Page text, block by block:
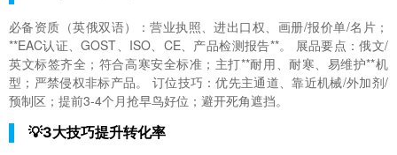
必备资质（英俄双语）：营业执照、进出口权、画册/报价单/名片；
**EAC认证、GOST、ISO、CE、产品检测报告**。 展品要点：俄文/
英文标签齐全；符合高寒安全标准；主打**耐用、耐寒、易维护**机
型；严禁侵权非标产品。 订位技巧：优先主通道、靠近机械/外加剂/
预制区；提前3-4个月抢早鸟好位；避开死角遮挡。
💡3大技巧提升转化率